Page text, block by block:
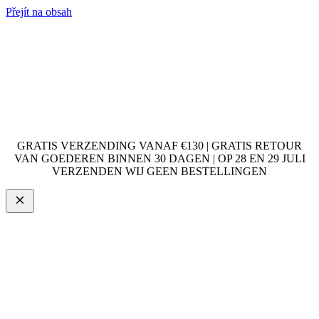
Přejít na obsah
GRATIS VERZENDING VANAF €130 | GRATIS RETOUR
VAN GOEDEREN BINNEN 30 DAGEN | OP 28 EN 29 JULI
VERZENDEN WIJ GEEN BESTELLINGEN